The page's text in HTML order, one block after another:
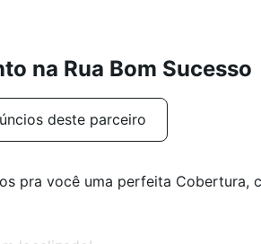
na Rua Bom Sucesso
deste parceiro
pra você uma perfeita Cobertura,